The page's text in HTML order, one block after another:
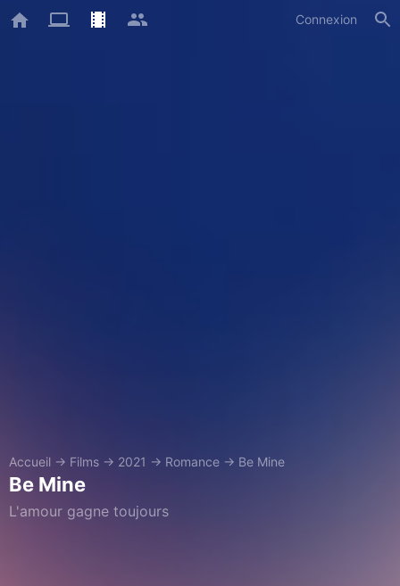
Connexion
Accueil → Films → 2021 → Romance → Be Mine
Be Mine
L'amour gagne toujours